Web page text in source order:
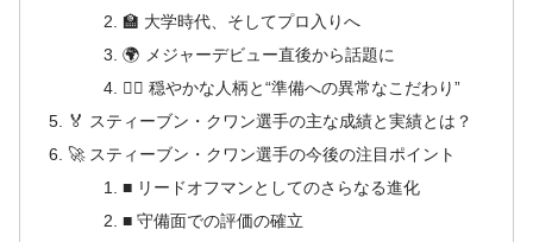
🏫 大学時代、そしてプロ入りへ
🌍 メジャーデビュー直後から話題に
🧘‍♂️ 穏やかな人柄と“準備への異常なこだわり”
🏅 スティーブン・クワン選手の主な成績と実績とは？
🚀 スティーブン・クワン選手の今後の注目ポイント
■ リードオフマンとしてのさらなる進化
■ 守備面での評価の確立